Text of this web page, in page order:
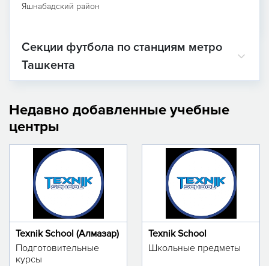
Яшнабадский район
Секции футбола по станциям метро
Ташкента
Недавно добавленные учебные
центры
Texnik School (Алмазар)
Подготовительные
курсы
Texnik School
Школьные предметы